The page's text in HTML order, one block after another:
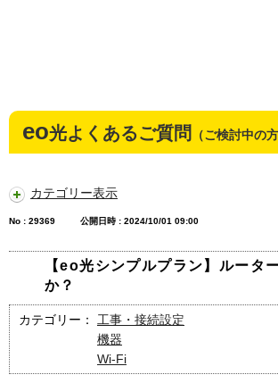
eo光よくあるご質問 （ご検討中の
カテゴリー表示
No : 29369 公開日時 : 2024/10/01 09:00
【eo光シンプルプラン】ルータ
か？
カテゴリー：
工事・接続設定
機器
Wi-Fi